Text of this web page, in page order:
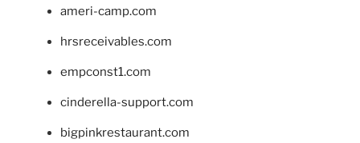
ameri-camp.com
hrsreceivables.com
empconst1.com
cinderella-support.com
bigpinkrestaurant.com